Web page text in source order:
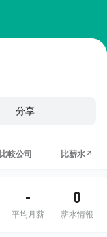
分享
比較公司 比薪水↗
-
平均月薪
0
薪水情報